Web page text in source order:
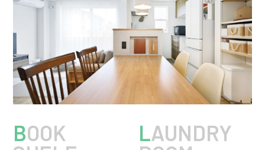
BOOK
LAUNDRY